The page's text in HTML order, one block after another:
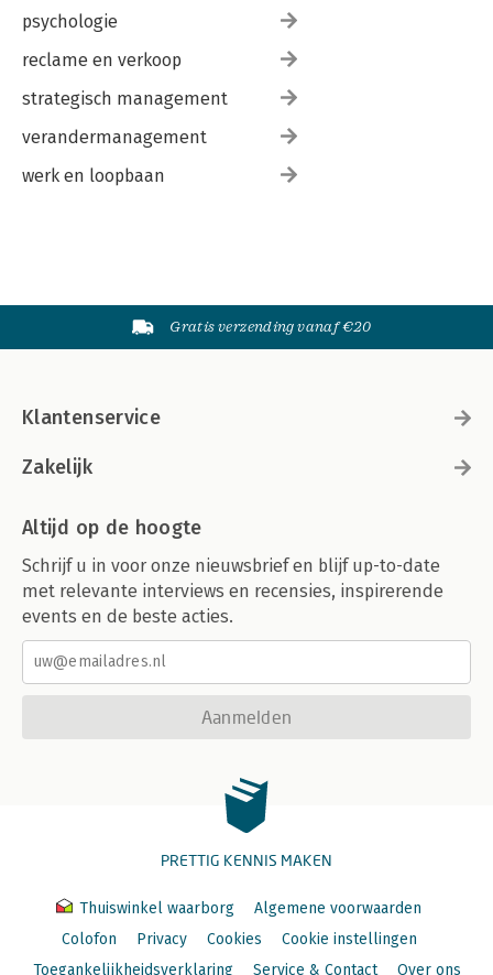
psychologie
reclame en verkoop
strategisch management
verandermanagement
werk en loopbaan
Gratis verzending vanaf €20
Klantenservice
Zakelijk
Altijd op de hoogte
Schrijf u in voor onze nieuwsbrief en blijf up-to-date
met relevante interviews en recensies, inspirerende
events en de beste acties.
Aanmelden
PRETTIG KENNIS MAKEN
Thuiswinkel waarborg
Algemene voorwaarden
Colofon
Privacy Cookies
Cookie instellingen
Toegankelijkheidsverklaring
Service & Contact Over ons